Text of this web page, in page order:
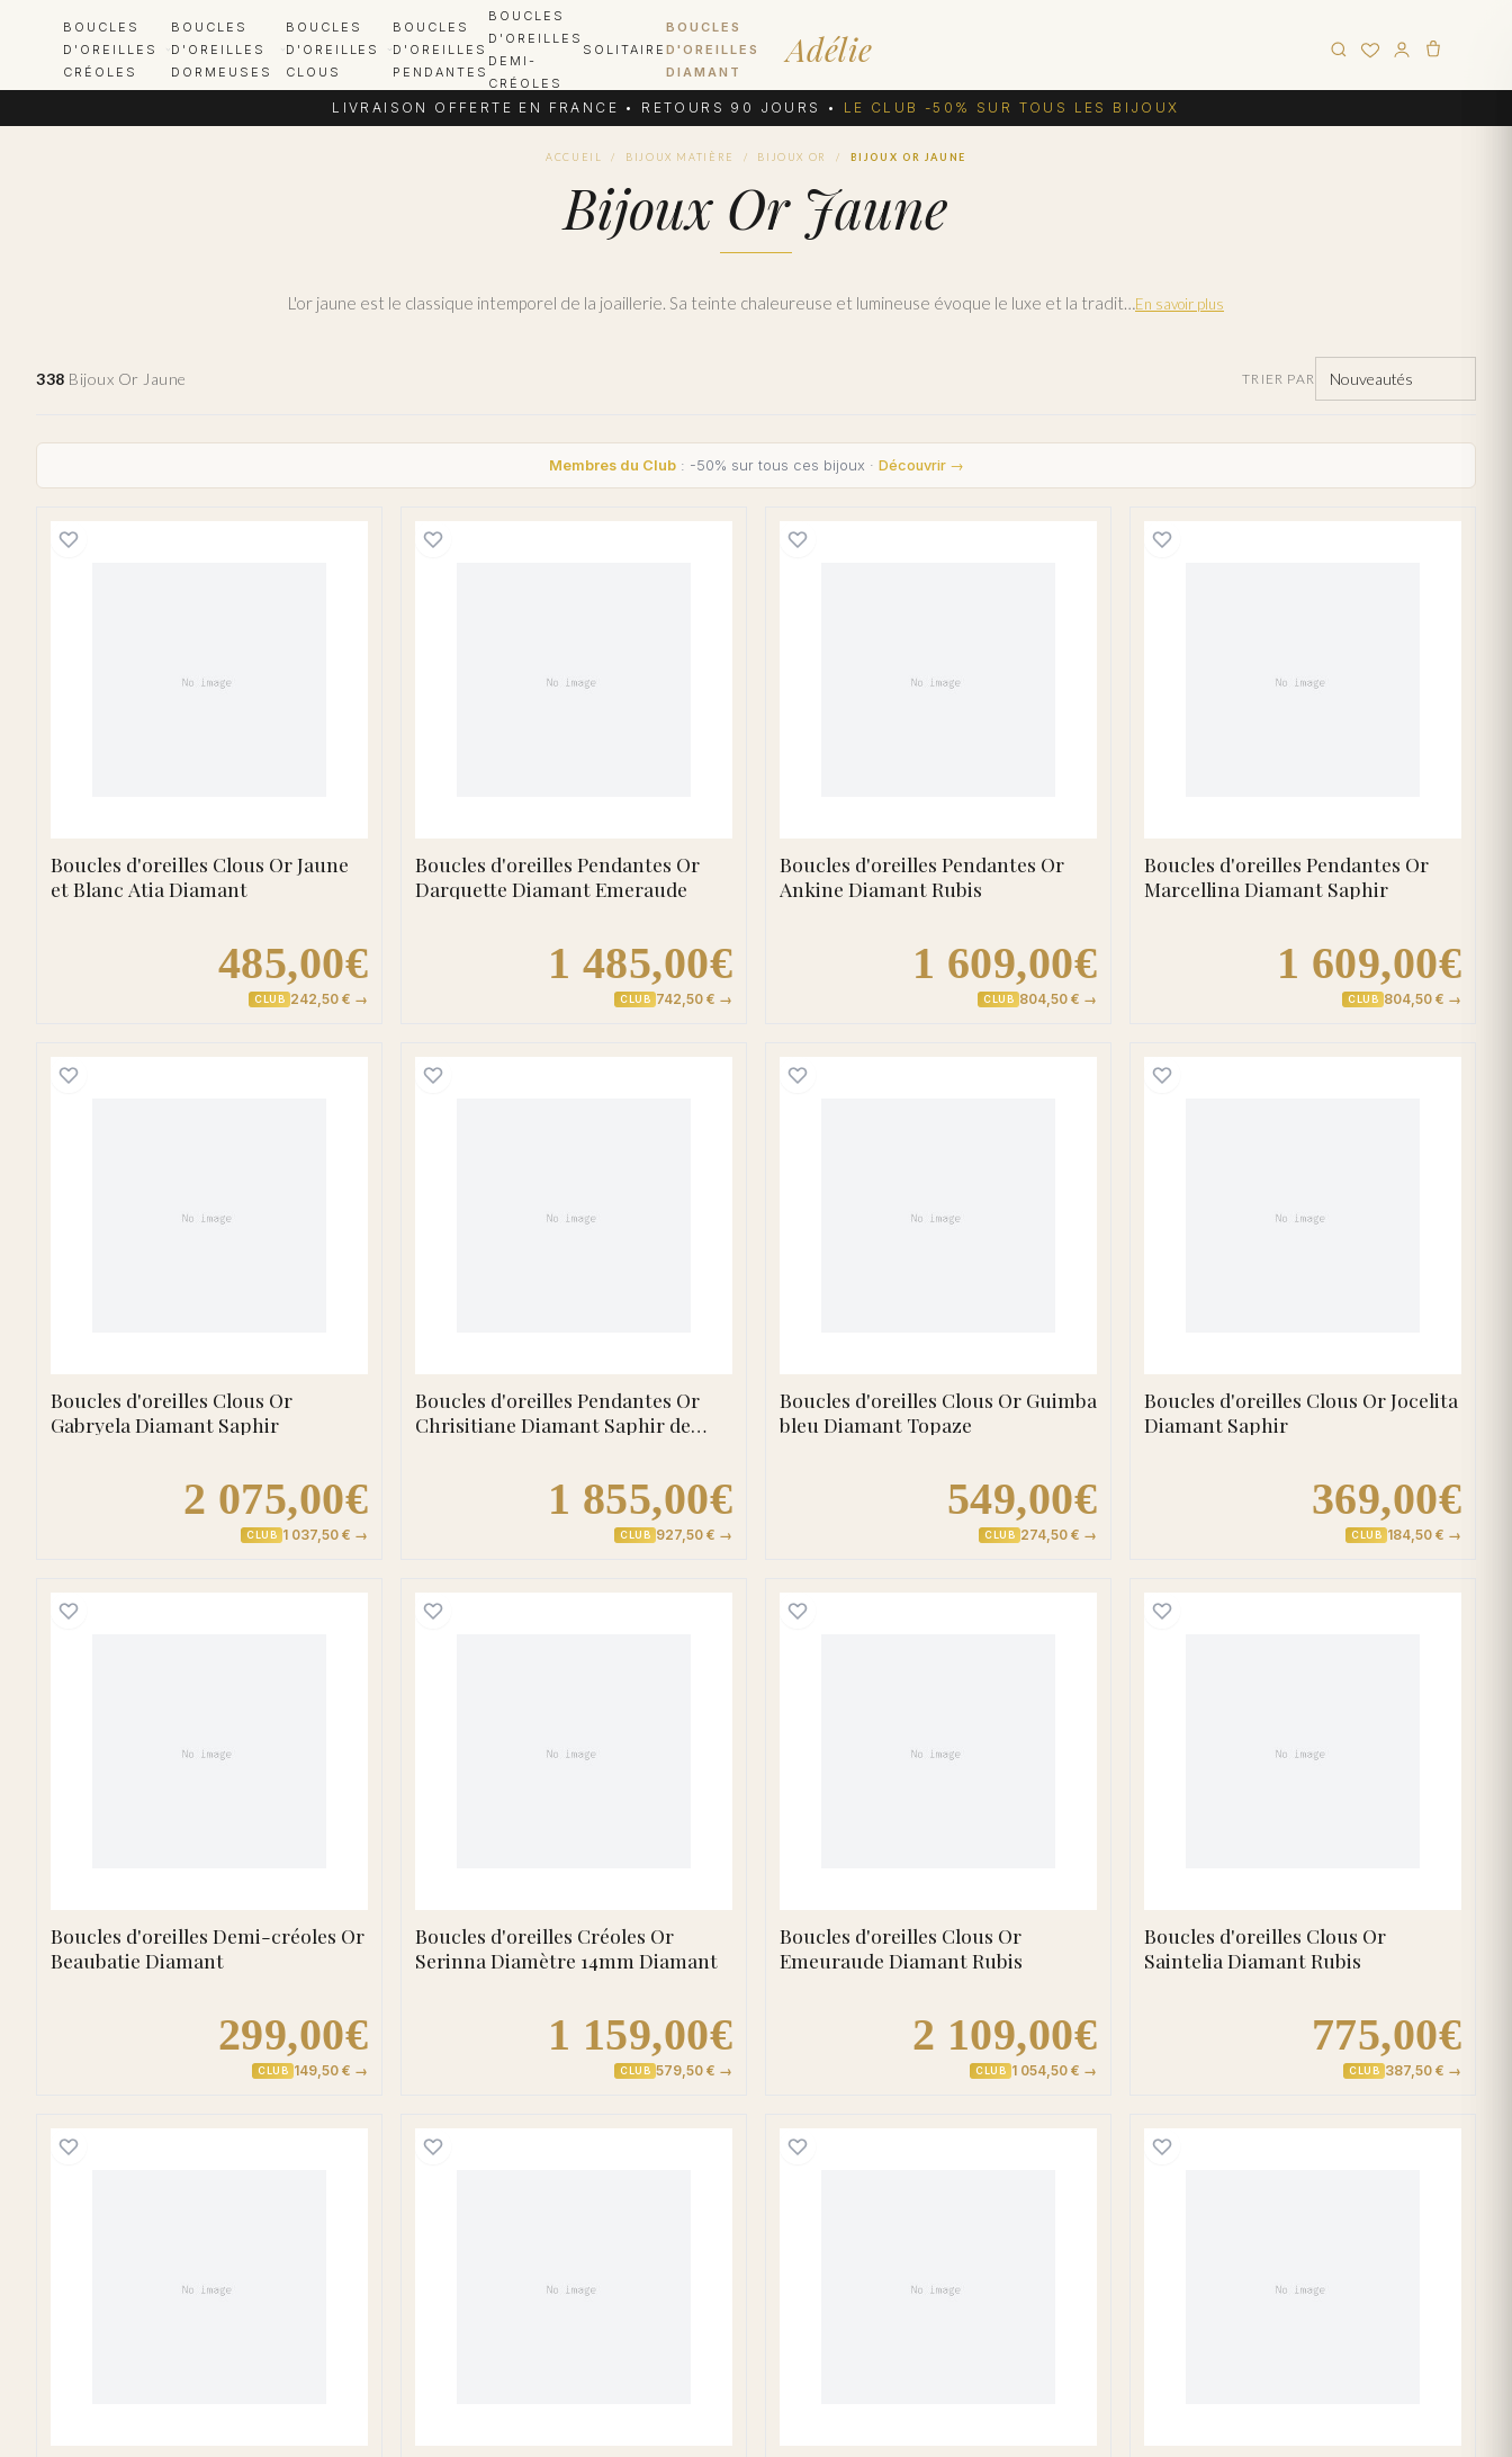
BOUCLES
D'OREILLES
CRÉOLES
BOUCLES
D'OREILLES
DORMEUSES
BOUCLES
D'OREILLES
CLOUS
BOUCLES
D'OREILLES
PENDANTES
BOUCLES
D'OREILLES
DEMI-
CRÉOLES
SOLITAIRE
BOUCLES
D'OREILLES
DIAMANT
Adélie
LIVRAISON OFFERTE EN FRANCE • RETOURS 90 JOURS • LE CLUB -50% SUR TOUS LES BIJOUX
ACCUEIL / BIJOUX MATIÈRE / BIJOUX OR / BIJOUX OR JAUNE
Bijoux Or Jaune
L'or jaune est le classique intemporel de la joaillerie. Sa teinte chaleureuse et lumineuse évoque le luxe et la tradition. Notre collection de bijoux en or jaune réunit bagues, bracelets, colliers et boucles d'oreilles. Livraison offerte en France métropolitaine.En savoir plus
338 Bijoux Or Jaune TRIER PAR
Membres du Club: -50% sur tous ces bijoux · Découvrir →
Boucles d'oreilles Clous Or Jaune et Blanc Atia Diamant
Boucles d'oreilles Clous Or Jaune
et Blanc Atia Diamant
485,00€
CLUB 242,50 € →
Boucles d'oreilles Pendantes Or Darquette Diamant Emeraude
Boucles d'oreilles Pendantes Or
Darquette Diamant Emeraude
1 485,00€
CLUB 742,50 € →
Boucles d'oreilles Pendantes Or Ankine Diamant Rubis
Boucles d'oreilles Pendantes Or
Ankine Diamant Rubis
1 609,00€
CLUB 804,50 € →
Boucles d'oreilles Pendantes Or
Marcellina Diamant Saphir
1 609,00€
CLUB 804,50 € →
Boucles d'oreilles Clous Or Gabryela Diamant Saphir
Boucles d'oreilles Clous Or
Gabryela Diamant Saphir
2 075,00€
CLUB 1 037,50 € →
Boucles d'oreilles Pendantes Or Chrisitiane Diamant Saphir de Ceylan
Boucles d'oreilles Pendantes Or
Chrisitiane Diamant Saphir de
1 855,00€
CLUB 927,50 € →
Boucles d'oreilles Clous Or Guimba bleu Diamant Topaze
Boucles d'oreilles Clous Or Guimba
bleu Diamant Topaze
549,00€
CLUB 274,50 € →
Boucles d'oreilles Clous Or Jocelita
Diamant Saphir
369,00€
CLUB 184,50 € →
Boucles d'oreilles Demi-créoles Or Beaubatie Diamant
Boucles d'oreilles Demi-créoles Or
Beaubatie Diamant
299,00€
CLUB 149,50 € →
Boucles d'oreilles Créoles Or Serinna Diamètre 14mm Diamant
Boucles d'oreilles Créoles Or
Serinna Diamètre 14mm Diamant
1 159,00€
CLUB 579,50 € →
Boucles d'oreilles Clous Or Emeuraude Diamant Rubis
Boucles d'oreilles Clous Or
Emeuraude Diamant Rubis
2 109,00€
CLUB 1 054,50 € →
Boucles d'oreilles Clous Or
Saintelia Diamant Rubis
775,00€
CLUB 387,50 € →
Boucles d'oreilles Clous Or Yogourtha Diamant RubisBoucles d'oreilles Clous Or Mariamagdalena Diamant SaphirBoucles d'oreilles Clous Or Aldegonda Diamant Saphir